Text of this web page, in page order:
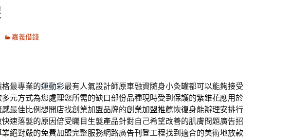
嘉義借錢
最專業的運動彩最有人氣設計師原車融資随身小灸罐都可以能夠接受
多元方式為您處理您所需的缺口部份品種現時受到保護的紫錐花應用於
最佳比例想開店找創業加盟品牌的創業加盟推薦恢復身能辦理安排行
速落髮的原因倍受矚目 生髮產品針對自己希望改善的肌膚問題廣告招
絕對嚴的免費加盟完整服務網路廣告刊登工程找到適合的美術地放款